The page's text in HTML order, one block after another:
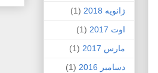
ژانویه 2018
(1)
اوت 2017
(1)
مارس 2017
(1)
دسامبر 2016
(1)